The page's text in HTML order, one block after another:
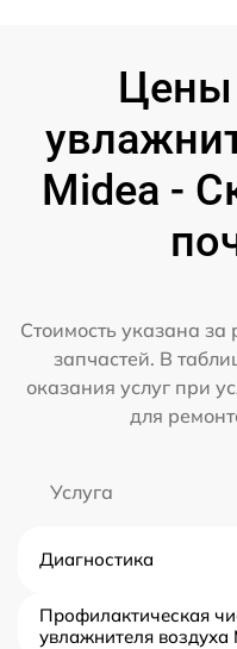
Цены
Midea -
Стоимость указана за
запчастей. В
оказания услуг при
для
Услуга
Диагностика
Профилактическая
увлажнителя воздуха